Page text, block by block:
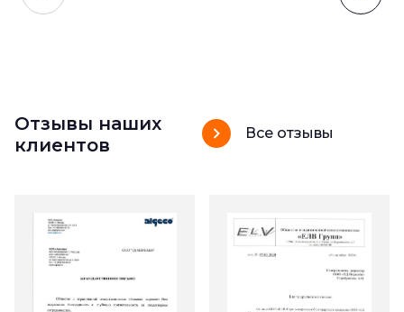
Отзывы наших
клиентов
Все отзывы